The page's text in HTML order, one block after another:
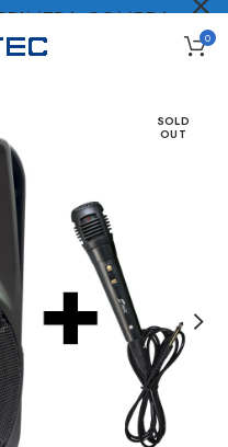
0
SOLD
OUT
COMPRA